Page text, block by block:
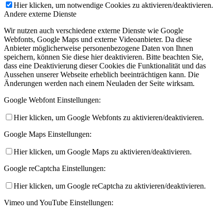
Hier klicken, um notwendige Cookies zu aktivieren/deaktivieren.
Andere externe Dienste
Wir nutzen auch verschiedene externe Dienste wie Google
Webfonts, Google Maps und externe Videoanbieter. Da diese
Anbieter möglicherweise personenbezogene Daten von Ihnen
speichern, können Sie diese hier deaktivieren. Bitte beachten Sie,
dass eine Deaktivierung dieser Cookies die Funktionalität und das
Aussehen unserer Webseite erheblich beeinträchtigen kann. Die
Änderungen werden nach einem Neuladen der Seite wirksam.
Google Webfont Einstellungen:
Hier klicken, um Google Webfonts zu aktivieren/deaktivieren.
Google Maps Einstellungen:
Hier klicken, um Google Maps zu aktivieren/deaktivieren.
Google reCaptcha Einstellungen:
Hier klicken, um Google reCaptcha zu aktivieren/deaktivieren.
Vimeo und YouTube Einstellungen: